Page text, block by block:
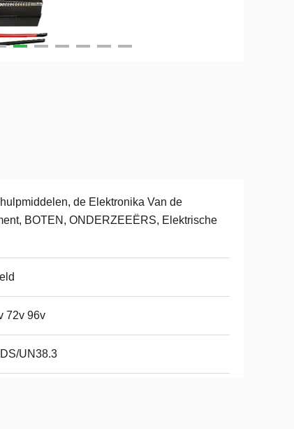
de Elektronika Van de
BOTEN, ONDERZEEËRS, Elektrische
72v 96v
UN38.3